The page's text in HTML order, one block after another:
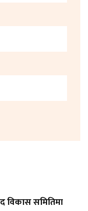
विकास समितिमा